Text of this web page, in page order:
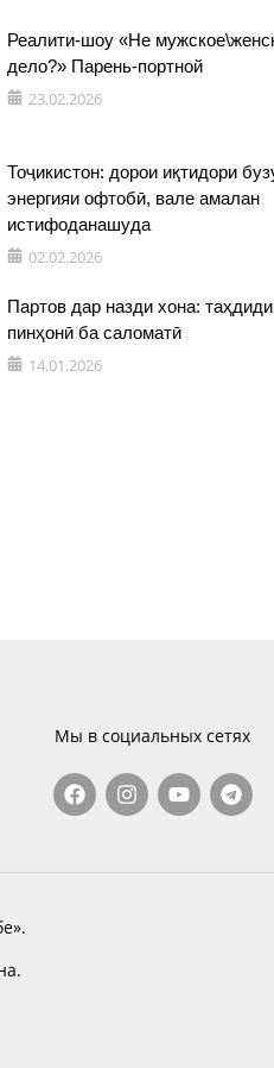
Реалити-шоу «Не
дело?» Парень-портной
23.02.2026
Тоҷикистон: дорои иқтидори
энергияи офтобӣ, вале амалан
истифоданашуда
02.02.2026
Партов дар назди хона: таҳдиди
пинҳонӣ ба саломатӣ
14.01.2026
Мы в социальных сетях